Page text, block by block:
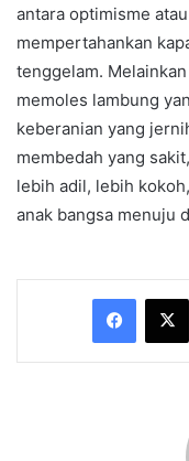
antara optimisme
mempertahankan
tenggelam.
memoles lambung
keberanian yang
membedah yang
lebih adil, lebih
anak bangsa menuju
X